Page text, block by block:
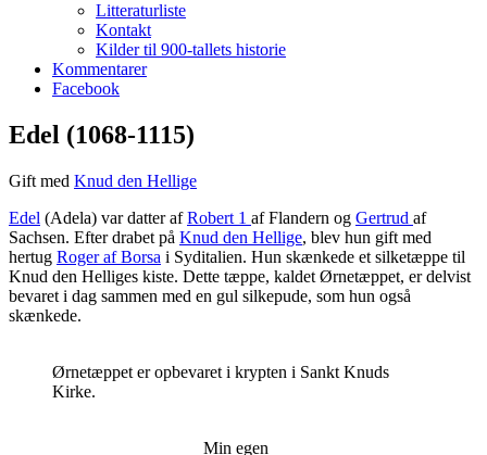
Litteraturliste
Kontakt
Kilder til 900-tallets historie
Kommentarer
Facebook
Edel (1068-1115)
Gift med Knud den Hellige
Edel (Adela) var datter afRobert 1 af Flandern og Gertrud af
Sachsen. Efter drabet på Knud den Hellige, blev hun gift med
hertug Roger af Borsa i Syditalien. Hun skænkede et silketæppe til
Knud den Helliges kiste. Dette tæppe, kaldet Ørnetæppet, er delvist
bevaret i dag sammen med en gul silkepude, som hun også
skænkede.
Ørnetæppet er opbevaret i krypten i Sankt Knuds
Kirke.
Min egen